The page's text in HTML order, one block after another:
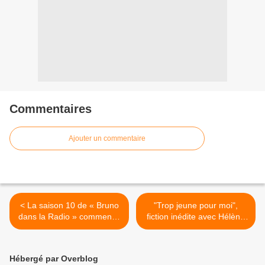
Commentaires
Ajouter un commentaire
< La saison 10 de « Bruno
dans la Radio » commence
avec 100 000 € à gagner
"Trop jeune pour moi",
fiction inédite avec Hélène
de Fougerolles ce soir sur
Hébergé par Overblog